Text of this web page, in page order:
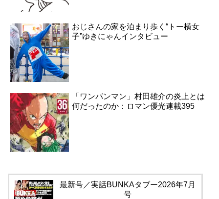
おじさんの家を泊まり歩く“トー横女
子”ゆきにゃんインタビュー
「ワンパンマン」村田雄介の炎上とは
何だったのか：ロマン優光連載395
最新号／実話BUNKAタブー2026年7月
号